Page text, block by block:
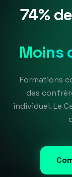
74%
Moins
Formations
des
individuel. Le